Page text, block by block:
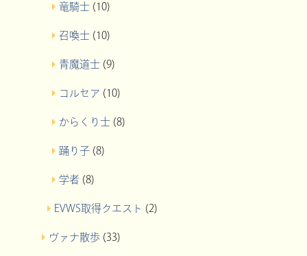
竜騎士 (10)
召喚士 (10)
青魔道士 (9)
コルセア (10)
からくり士 (8)
踊り子 (8)
学者 (8)
EVWS取得クエスト (2)
ヴァナ散歩 (33)